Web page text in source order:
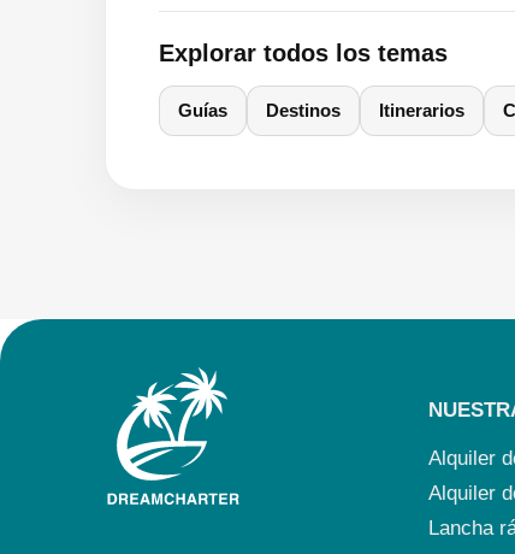
Explorar todos los temas
Guías Destinos Itinerarios
Alquiler
Alquiler
Lancha